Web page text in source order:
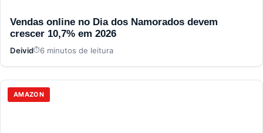
Vendas online no Dia dos Namorados devem
crescer 10,7% em 2026
Deivid 6 minutos de leitura
AMAZON